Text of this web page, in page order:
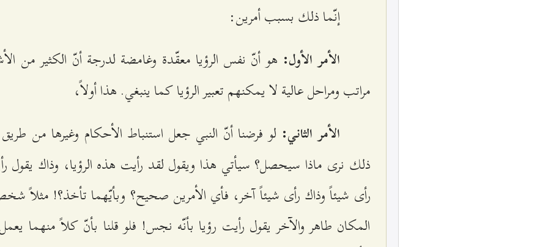
إنّما ذلك بسبب أمرين:
الأمر الأول: هو أنّ نفس الرؤيا معقّدة وغامضة لدرجة أنّ الكثير من
مراتب ومراحل عالية لا يمكنهم تعبير الرؤيا كما ينبغي. هذا أولاً،
الأمر الثاني: لو فرضنا أنّ النبي جعل استنباط الأحكام وغيرها من طريق
ذلك نرى ماذا سيحصل؟ سيأتي هذا ويقول لقد رأيت هذه الرؤيا، وذاك يقول
رأى شيئاً وذاك رأى شيئاً آخر، فأي الأمرين صحيح؟ وبأيّهما تأخذ؟! مثلاً
المكان طاهر والآخر يقول رأيت رؤيا بأنّه نجس! فلو قلنا بأنّ كلاً منهما